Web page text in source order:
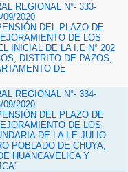
REGIONAL N°- 333-
09/2020
DEL PLAZO DE
DE LOS
INICIAL DE LA I.E N° 202
DISTRITO DE PAZOS,
DE
REGIONAL N°- 334-
09/2020
DEL PLAZO DE
DE LOS
DE LA I.E JULIO
POBLADO DE CHUYA,
HUANCAVELICA Y